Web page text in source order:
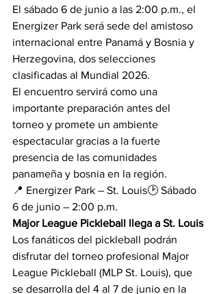
El sábado 6 de junio a las 2:00 p.m., el
Energizer Park será sede del amistoso
internacional entre Panamá y Bosnia y
Herzegovina, dos selecciones
clasificadas al Mundial 2026.
El encuentro servirá como una
importante preparación antes del
torneo y promete un ambiente
espectacular gracias a la fuerte
presencia de las comunidades
panameña y bosnia en la región.
📍 Energizer Park – St. Louis🕑 Sábado
6 de junio – 2:00 p.m.
Major League Pickleball llega a St. Louis
Los fanáticos del pickleball podrán
disfrutar del torneo profesional Major
League Pickleball (MLP St. Louis), que
se desarrolla del 4 al 7 de junio en la